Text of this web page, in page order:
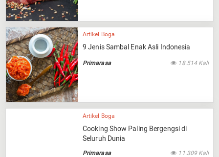
Artikel Boga
9 Jenis Sambal Enak Asli Indonesia
Primarasa 18.514 Kali
Artikel Boga
Cooking Show Paling Bergengsi di
Seluruh Dunia
Primarasa 11.309 Kali